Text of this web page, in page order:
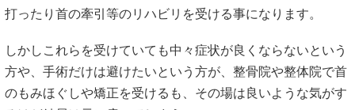
打ったり首の牽引等のリハビリを受ける事になります。
しかしこれらを受けていても中々症状が良くならないという
方や、手術だけは避けたいという方が、整骨院や整体院で首
のもみほぐしや矯正を受けるも、その場は良いような気がす